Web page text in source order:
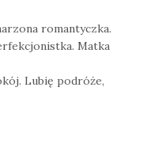
romantyczka.
Matka
Lubię podróże,